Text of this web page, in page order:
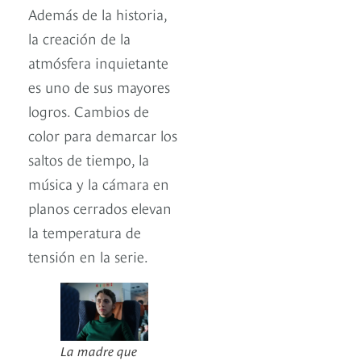
Además de la historia,
la creación de la
atmósfera inquietante
es uno de sus mayores
logros. Cambios de
color para demarcar los
saltos de tiempo, la
música y la cámara en
planos cerrados elevan
la temperatura de
tensión en la serie.
La madre que